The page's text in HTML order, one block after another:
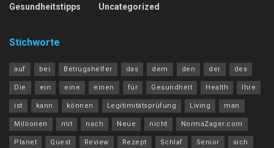
Gesundheitstipps
Uncategorized
Stichworte
auf bei Betrugshelfer das dem den der des
Die ein eine einen für Gesundheit Health Ihre
ist kann können Legitimitätsprüfung Living man
Millionen mit nach Neue nicht NormaZager.com
Planet Quest Review Rezept Schlaf Senior sich